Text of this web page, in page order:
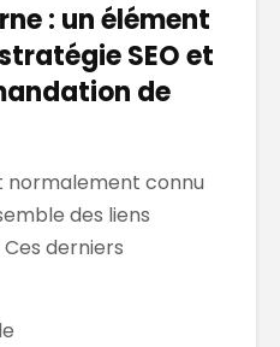
: un élément
SEO et
de
normalement connu
des liens
derniers